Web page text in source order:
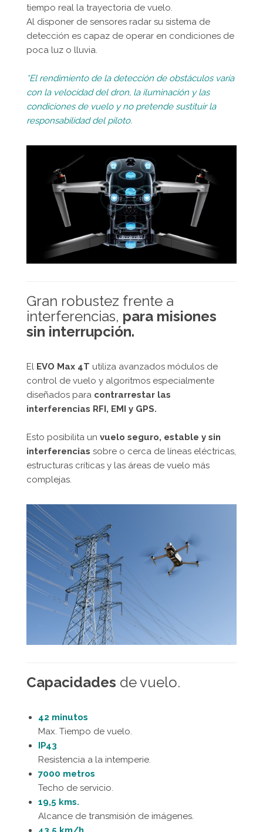
tiempo real la trayectoria de vuelo.
Al disponer de sensores radar su sistema de
detección es capaz de operar en condiciones de
poca luz o lluvia.
*El rendimiento de la detección de obstáculos varía
con la velocidad del dron, la iluminación y las
condiciones de vuelo y no pretende sustituir la
responsabilidad del piloto.
Gran robustez frente a
interferencias, para misiones
sin interrupción.
El EVO Max 4T utiliza avanzados módulos de
control de vuelo y algoritmos especialmente
diseñados para contrarrestar las
interferencias RFI, EMI y GPS.
Esto posibilita un vuelo seguro, estable y sin
interferencias sobre o cerca de líneas eléctricas,
estructuras críticas y las áreas de vuelo más
complejas.
Capacidades de vuelo.
42 minutos
Max. Tiempo de vuelo.
IP43
Resistencia a la intemperie.
7000 metros
Techo de servicio.
19,5 kms.
Alcance de transmisión de imágenes.